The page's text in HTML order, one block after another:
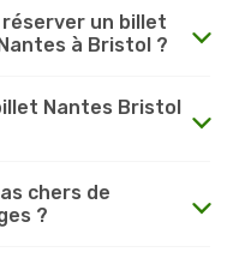
un billet
à Bristol ?
Nantes Bristol
chers de
?